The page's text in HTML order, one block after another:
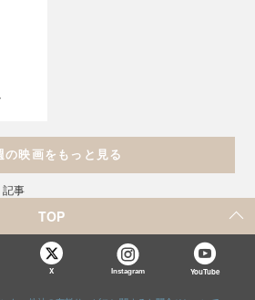
の映画をもっと見る
記事
TOP
X Instagram YouTube